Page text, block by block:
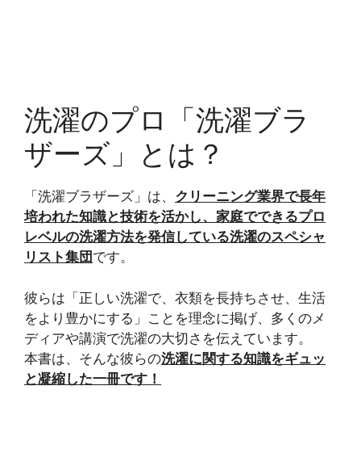
洗濯のプロ「洗濯ブラ
ザーズ」とは？
「洗濯ブラザーズ」は、 クリーニング業界で長年
培われた知識と技術を活かし、家庭でできるプロ
レベルの洗濯方法を発信している洗濯のスペシャ
リスト集団 です。
彼らは「正しい洗濯で、衣類を長持ちさせ、生活
をより豊かにする」ことを理念に掲げ、多くのメ
ディアや講演で洗濯の大切さを伝えています。
本書は、そんな彼らの洗濯に関する知識をギュッ
と凝縮した一冊です！